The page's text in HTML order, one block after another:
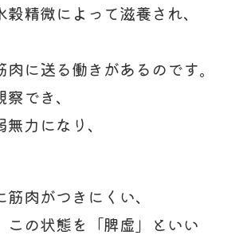
精微によって滋養され、
に送る働きがあるのです。
でき、
力になり、
肉がつきにくい、
の状態を「脾虚」といい